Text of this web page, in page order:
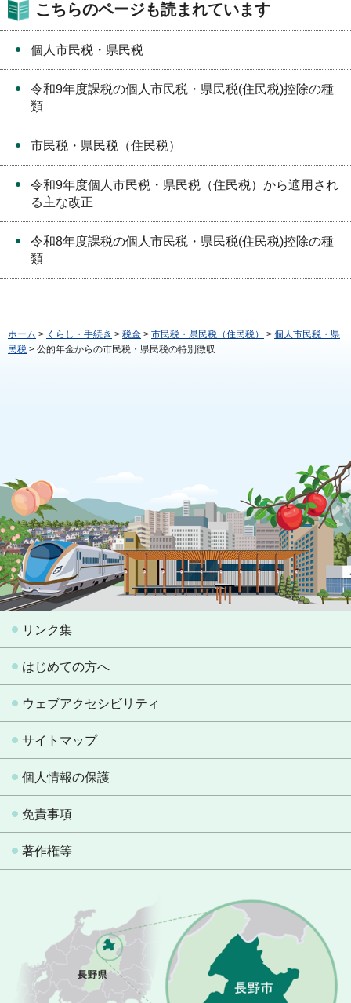
こちらのページも読まれています
個人市民税・県民税
令和9年度課税の個人市民税・県民税(住民税)控除の種
類
市民税・県民税（住民税）
令和9年度個人市民税・県民税（住民税）から適用され
る主な改正
令和8年度課税の個人市民税・県民税(住民税)控除の種
類
ホーム > くらし・手続き > 税金 > 市民税・県民税（住民税） > 個人市民税・県
民税 > 公的年金からの市民税・県民税の特別徴収
リンク集
はじめての方へ
ウェブアクセシビリティ
サイトマップ
個人情報の保護
免責事項
著作権等